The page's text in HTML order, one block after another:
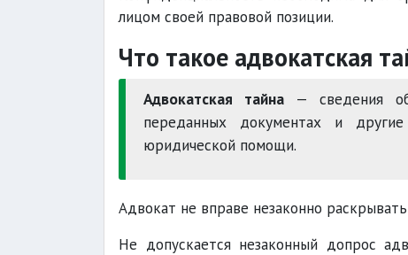
лицом своей правовой позиции.
Что такое адвокатская
Адвокатская тайна— сведения об
переданных документах и
юридической помощи.
Адвокат не вправе незаконно
Не допускается незаконный допрос